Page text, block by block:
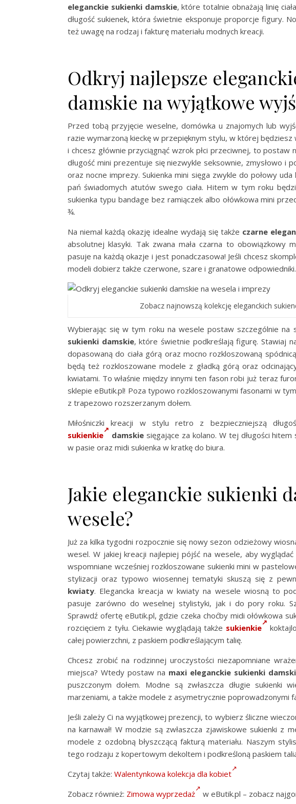
eleganckie sukienki damskie, które totalnie obnażają linię
długość sukienek, która świetnie eksponuje proporcje figury.
też uwagę na rodzaj i fakturę materiału modnych kreacji.
Odkryj najlepsze
damskie na wyjątkowe
Przed tobą przyjęcie weselne, domówka u znajomych lub
razie wymarzoną kieckę w przepięknym stylu, w której będziesz
i chcesz głównie przyciągnąć wzrok płci przeciwnej, to postaw
długość mini prezentuje się niezwykle seksownie, zmysłowo i
oraz nocne imprezy. Sukienka mini sięga zwykle do połowy
pań świadomych atutów swego ciała. Hitem w tym roku
sukienka typu bandage bez ramiączek albo ołówkowa mini
¾.
Na niemal każdą okazję idealne wydają się także czarne
absolutnej klasyki. Tak zwana mała czarna to obowiązkowy
pasuje na każdą okazje i jest ponadczasowa! Jeśli chcesz
modeli dobierz także czerwone, szare i granatowe odpowiedniki.
Zobacz najnowszą kolekcję eleganckich
Wybierając się w tym roku na wesele postaw szczególnie na
sukienki damskie, które świetnie podkreślają figurę. Stawiaj
dopasowaną do ciała górą oraz mocno rozkloszowaną
będą też rozkloszowane modele z gładką górą oraz
kwiatami. To właśnie między innymi ten fason robi już teraz
sklepie eButik.pl! Poza typowo rozkloszowanymi fasonami w
z trapezowo rozszerzanym dołem.
Miłośniczki kreacji w stylu retro z bezpieczniejszą
sukienkie
damskiesięgające za kolano. W tej długości hitem
w pasie oraz midi sukienka w kratkę do biura.
Jakie eleganckie sukienki
wesele?
Już za kilka tygodni rozpocznie się nowy sezon odzieżowy
wesel. W jakiej kreacji najlepiej pójść na wesele, aby
wspomniane wcześniej rozkloszowane sukienki mini w
stylizacji oraz typowo wiosennej tematyki skuszą się z
kwiaty. Elegancka kreacja w kwiaty na wesele wiosną to
pasuje zarówno do weselnej stylistyki, jak i do pory roku.
Sprawdź ofertę eButik.pl, gdzie czeka choćby midi ołówkowa
rozcięciem z tyłu. Ciekawie wyglądają także sukienkie
całej powierzchni, z paskiem podkreślającym talię.
Chcesz zrobić na rodzinnej uroczystości niezapomniane
miejsca? Wtedy postaw na maxi eleganckie sukienki
puszczonym dołem. Modne są zwłaszcza długie sukienki
marzeniami, a także modele z asymetrycznie poprowadzonymi
Jeśli zależy Ci na wyjątkowej prezencji, to wybierz śliczne
na karnawał! W modzie są zwłaszcza zjawiskowe sukienki z
modele z ozdobną błyszczącą fakturą materiału. Naszym
tego rodzaju z kopertowym dekoltem i podkreśloną paskiem
Czytaj także: Walentynkowa kolekcja dla kobiet
Zobacz również: Zimowa wyprzedaż w eButik.pl – zobacz